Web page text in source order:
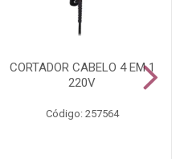
CORTADOR CABELO 4 EM 1
220V
Código: 257564